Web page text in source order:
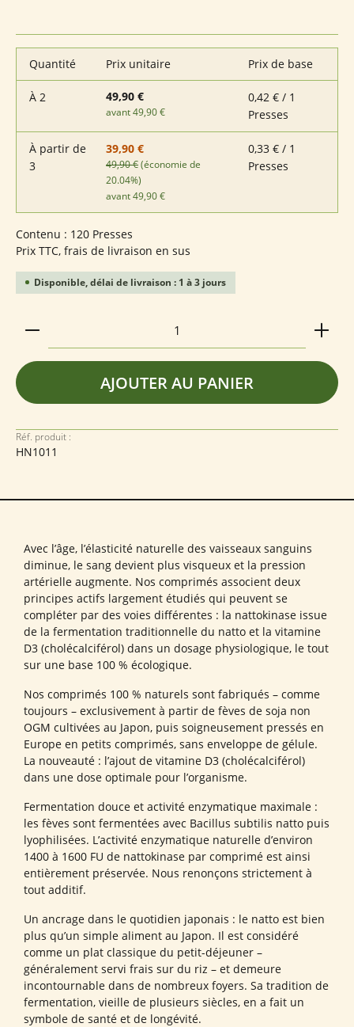
Quantité Prix unitaire Prix de base
À 2 49,90 €
avant 49,90 €
0,42 € / 1
Presses
À partir de
3
39,90 €
49,90 €(économie de
20.04%)
avant 49,90 €
0,33 € / 1
Presses
Contenu : 120 Presses
Prix TTC, frais de livraison en sus
Disponible, délai de livraison : 1 à 3 jours
Quantité de produit : Entrez la quantité
AJOUTER AU PANIER
Réf. produit :
HN1011
Avec l’âge, l’élasticité naturelle des vaisseaux sanguins
diminue, le sang devient plus visqueux et la pression
artérielle augmente. Nos comprimés associent deux
principes actifs largement étudiés qui peuvent se
compléter par des voies différentes : la nattokinase issue
de la fermentation traditionnelle du natto et la vitamine
D3 (cholécalciférol) dans un dosage physiologique, le tout
sur une base 100 % écologique.
Nos comprimés 100 % naturels sont fabriqués – comme
toujours – exclusivement à partir de fèves de soja non
OGM cultivées au Japon, puis soigneusement pressés en
Europe en petits comprimés, sans enveloppe de gélule.
La nouveauté : l’ajout de vitamine D3 (cholécalciférol)
dans une dose optimale pour l’organisme.
Fermentation douce et activité enzymatique maximale :
les fèves sont fermentées avec Bacillus subtilis natto puis
lyophilisées. L’activité enzymatique naturelle d’environ
1400 à 1600 FU de nattokinase par comprimé est ainsi
entièrement préservée. Nous renonçons strictement à
tout additif.
Un ancrage dans le quotidien japonais : le natto est bien
plus qu’un simple aliment au Japon. Il est considéré
comme un plat classique du petit-déjeuner –
généralement servi frais sur du riz – et demeure
incontournable dans de nombreux foyers. Sa tradition de
fermentation, vieille de plusieurs siècles, en a fait un
symbole de santé et de longévité.